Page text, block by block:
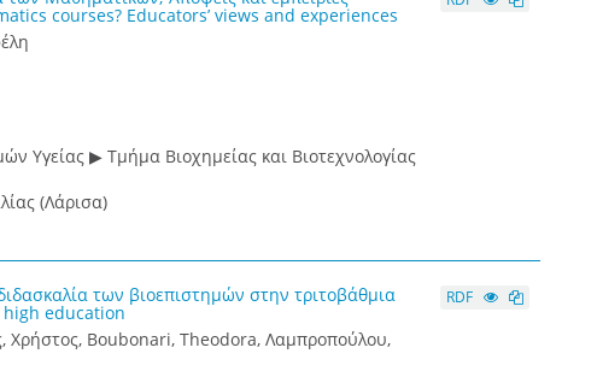
courses? Educators’ views and experiences
Υγείας ▶ Τμήμα Βιοχημείας και Βιοτεχνολογίας
(Λάρισα)
των βιοεπιστημών στην τριτοβάθμια
education
Χρήστος, Boubonari, Theodora, Λαμπροπούλου,
RDF